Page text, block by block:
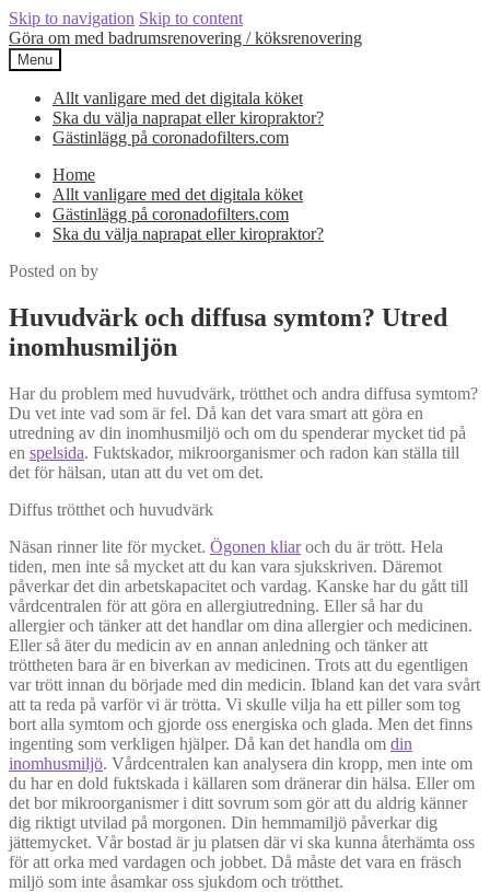
Skip to navigation Skip to content
Göra om med badrumsrenovering / köksrenovering
Menu
Allt vanligare med det digitala köket
Ska du välja naprapat eller kiropraktor?
Gästinlägg på coronadofilters.com
Home
Allt vanligare med det digitala köket
Gästinlägg på coronadofilters.com
Ska du välja naprapat eller kiropraktor?
Posted on by
Huvudvärk och diffusa symtom? Utred
inomhusmiljön
Har du problem med huvudvärk, trötthet och andra diffusa symtom?
Du vet inte vad som är fel. Då kan det vara smart att göra en
utredning av din inomhusmiljö och om du spenderar mycket tid på
en spelsida. Fuktskador, mikroorganismer och radon kan ställa till
det för hälsan, utan att du vet om det.
Diffus trötthet och huvudvärk
Näsan rinner lite för mycket. Ögonen kliaroch du är trött. Hela
tiden, men inte så mycket att du kan vara sjukskriven. Däremot
påverkar det din arbetskapacitet och vardag. Kanske har du gått till
vårdcentralen för att göra en allergiutredning. Eller så har du
allergier och tänker att det handlar om dina allergier och medicinen.
Eller så äter du medicin av en annan anledning och tänker att
tröttheten bara är en biverkan av medicinen. Trots att du egentligen
var trött innan du började med din medicin. Ibland kan det vara svårt
att ta reda på varför vi är trötta. Vi skulle vilja ha ett piller som tog
bort alla symtom och gjorde oss energiska och glada. Men det finns
ingenting som verkligen hjälper. Då kan det handla om din
inomhusmiljö. Vårdcentralen kan analysera din kropp, men inte om
du har en dold fuktskada i källaren som dränerar din hälsa. Eller om
det bor mikroorganismer i ditt sovrum som gör att du aldrig känner
dig riktigt utvilad på morgonen. Din hemmamiljö påverkar dig
jättemycket. Vår bostad är ju platsen där vi ska kunna återhämta oss
för att orka med vardagen och jobbet. Då måste det vara en fräsch
miljö som inte åsamkar oss sjukdom och trötthet.